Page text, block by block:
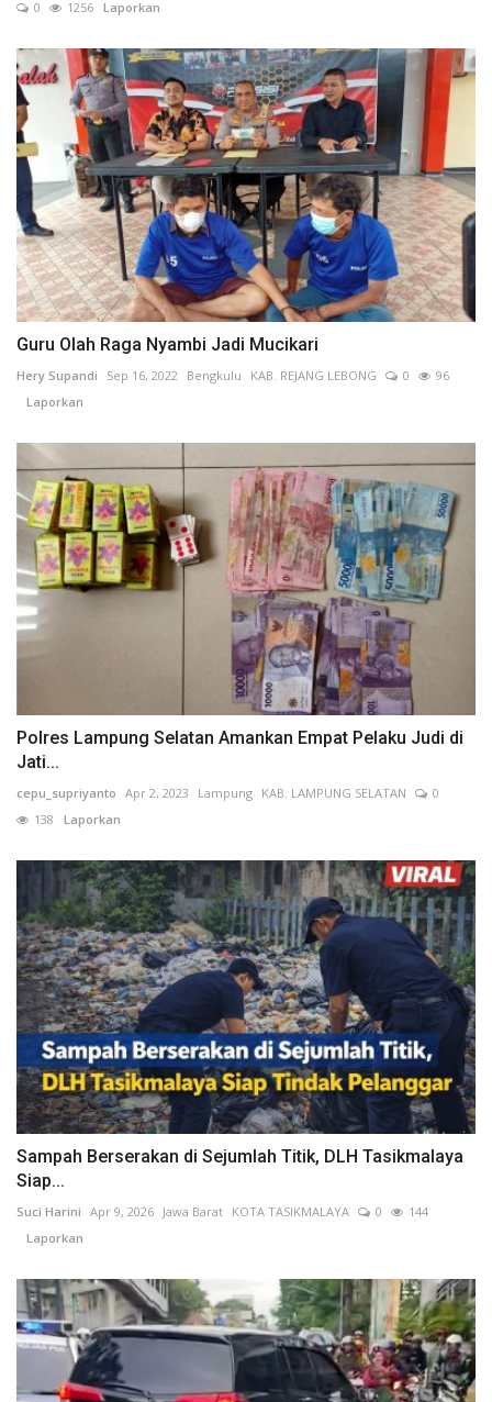
0 1256 Laporkan
Guru Olah Raga Nyambi Jadi Mucikari
Hery Supandi Sep 16, 2022 Bengkulu KAB. REJANG LEBONG 0
96
Laporkan
Polres Lampung Selatan Amankan Empat Pelaku Judi di
Jati...
cepu_supriyanto Apr 2, 2023 Lampung KAB. LAMPUNG SELATAN
0
138 Laporkan
Sampah Berserakan di Sejumlah Titik, DLH Tasikmalaya
Siap...
Suci Harini Apr 9, 2026 Jawa Barat KOTA TASIKMALAYA 0
144
Laporkan